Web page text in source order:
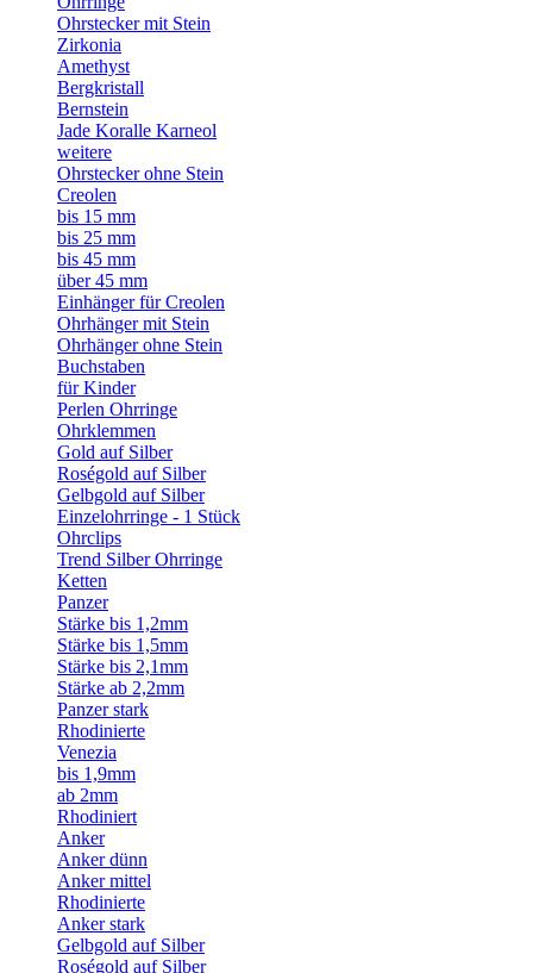
Ohrstecker mit Stein
Zirkonia
Amethyst
Bergkristall
Bernstein
Jade Koralle Karneol
weitere
Ohrstecker ohne Stein
Creolen
bis 15 mm
bis 25 mm
bis 45 mm
über 45 mm
Einhänger für Creolen
Ohrhänger mit Stein
Ohrhänger ohne Stein
Buchstaben
für Kinder
Perlen Ohrringe
Ohrklemmen
Gold auf Silber
Roségold auf Silber
Gelbgold auf Silber
Einzelohrringe - 1 Stück
Ohrclips
Trend Silber Ohrringe
Ketten
Panzer
Stärke bis 1,2mm
Stärke bis 1,5mm
Stärke bis 2,1mm
Stärke ab 2,2mm
Panzer stark
Rhodinierte
Venezia
bis 1,9mm
ab 2mm
Rhodiniert
Anker
Anker dünn
Anker mittel
Rhodinierte
Anker stark
Gelbgold auf Silber
Roségold auf Silber